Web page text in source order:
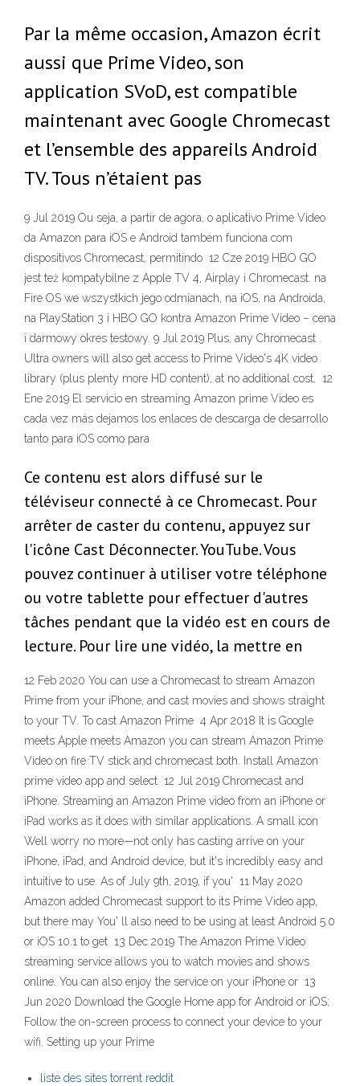
Par la même occasion, Amazon écrit
aussi que Prime Video, son
application SVoD, est compatible
maintenant avec Google Chromecast
et l’ensemble des appareils Android
TV. Tous n’étaient pas
9 Jul 2019 Ou seja, a partir de agora, o aplicativo Prime Video
da Amazon para iOS e Android também funciona com
dispositivos Chromecast, permitindo 12 Cze 2019 HBO GO
jest też kompatybilne z Apple TV 4, Airplay i Chromecast. na
Fire OS we wszystkich jego odmianach, na iOS, na Androida,
na PlayStation 3 i HBO GO kontra Amazon Prime Video – cena
i darmowy okres testowy. 9 Jul 2019 Plus, any Chromecast
Ultra owners will also get access to Prime Video's 4K video
library (plus plenty more HD content), at no additional cost, 12
Ene 2019 El servicio en streaming Amazon prime Video es
cada vez más dejamos los enlaces de descarga de desarrollo
tanto para iOS como para
Ce contenu est alors diffusé sur le
téléviseur connecté à ce Chromecast. Pour
arrêter de caster du contenu, appuyez sur
l'icône Cast Déconnecter. YouTube. Vous
pouvez continuer à utiliser votre téléphone
ou votre tablette pour effectuer d'autres
tâches pendant que la vidéo est en cours de
lecture. Pour lire une vidéo, la mettre en
12 Feb 2020 You can use a Chromecast to stream Amazon
Prime from your iPhone, and cast movies and shows straight
to your TV. To cast Amazon Prime 4 Apr 2018 It is Google
meets Apple meets Amazon you can stream Amazon Prime
Video on fire TV stick and chromecast both. Install Amazon
prime video app and select 12 Jul 2019 Chromecast and
iPhone. Streaming an Amazon Prime video from an iPhone or
iPad works as it does with similar applications. A small icon
Well worry no more—not only has casting arrive on your
iPhone, iPad, and Android device, but it's incredibly easy and
intuitive to use. As of July 9th, 2019, if you' 11 May 2020
Amazon added Chromecast support to its Prime Video app,
but there may You' ll also need to be using at least Android 5.0
or iOS 10.1 to get 13 Dec 2019 The Amazon Prime Video
streaming service allows you to watch movies and shows
online. You can also enjoy the service on your iPhone or 13
Jun 2020 Download the Google Home app for Android or iOS;
Follow the on-screen process to connect your device to your
wifi. Setting up your Prime
liste des sites torrent reddit